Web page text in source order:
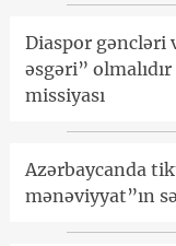
Diaspor gəncləri
əsgəri”
missiyası
Azərbaycanda
mənəviyyat”ın